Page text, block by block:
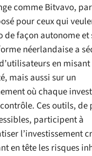
comme Bitvavo,
pour ceux qui
de façon autonome et
néerlandaise a
en
mais aussi sur un
où chaque
Ces outils, de
participent à
l’investissement
en tête les risques